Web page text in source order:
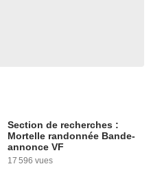
Section de recherches :
Mortelle randonnée Bande-
annonce VF
17 596 vues